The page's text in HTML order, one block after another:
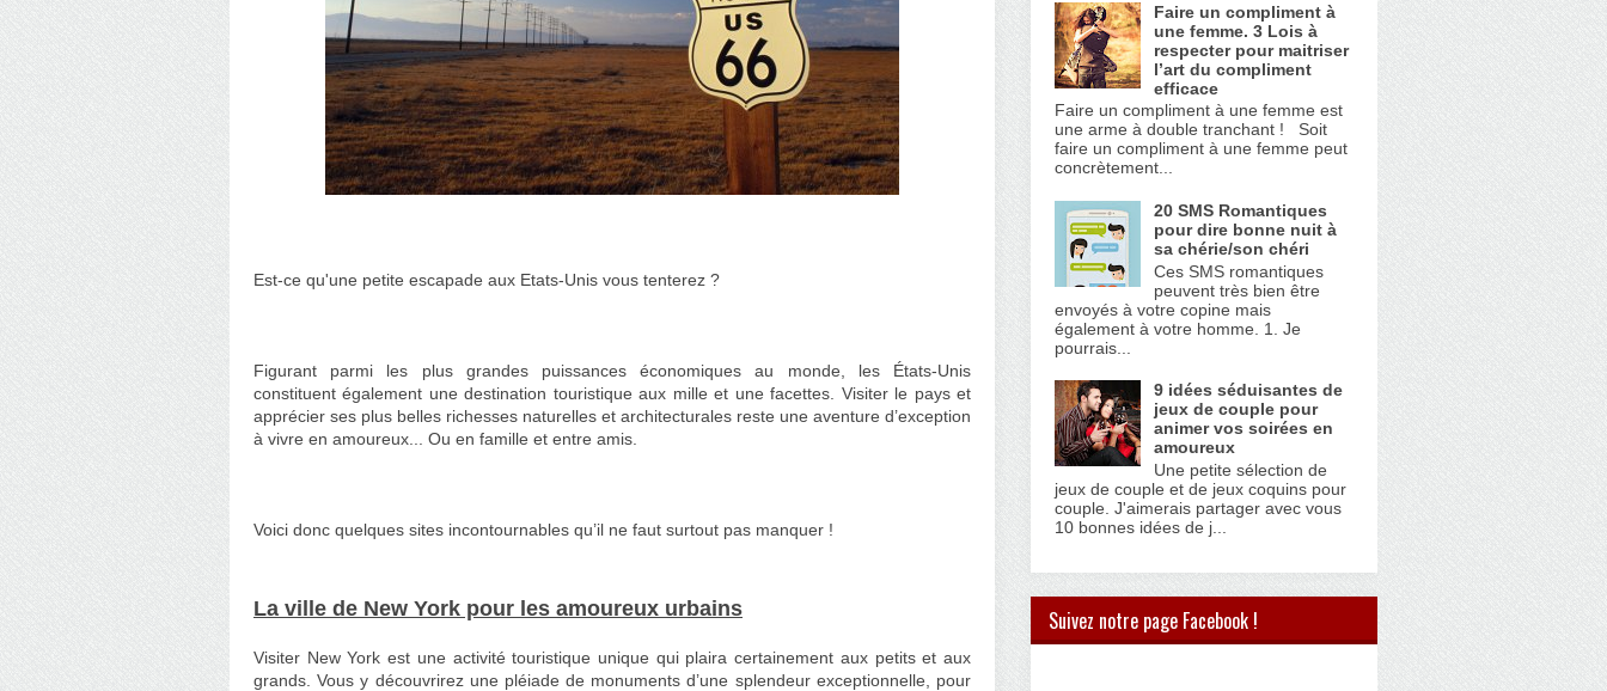
Est-ce qu'une petite escapade aux Etats-Unis vous tenterez ?
Figurant parmi les plus grandes puissances économiques au monde, les États-Unis
constituent également une destination touristique aux mille et une facettes. Visiter le pays et
apprécier ses plus belles richesses naturelles et architecturales reste une aventure d’exception
à vivre en amoureux... Ou en famille et entre amis.
Voici donc quelques sites incontournables qu’il ne faut surtout pas manquer !
La ville de New York pour les amoureux urbains
Visiter New York est une activité touristique unique qui plaira certainement aux petits et aux
grands. Vous y découvrirez une pléiade de monuments d’une splendeur exceptionnelle, pour
Faire un compliment à
une femme. 3 Lois à
respecter pour maitriser
l’art du compliment
efficace
Faire un compliment à une femme est
une arme à double tranchant ! Soit
faire un compliment à une femme peut
concrètement...
20 SMS Romantiques
pour dire bonne nuit à
sa chérie/son chéri
Ces SMS romantiques
peuvent très bien être
envoyés à votre copine mais
également à votre homme. 1. Je
pourrais...
9 idées séduisantes de
jeux de couple pour
animer vos soirées en
amoureux
Une petite sélection de
jeux de couple et de jeux coquins pour
couple. J'aimerais partager avec vous
10 bonnes idées de j...
Suivez notre page Facebook !